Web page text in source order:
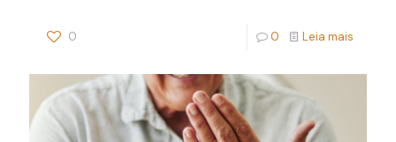
0 0 Leia mais